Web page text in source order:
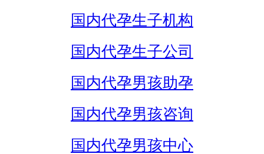
国内代孕生子机构
国内代孕生子公司
国内代孕男孩助孕
国内代孕男孩咨询
国内代孕男孩中心